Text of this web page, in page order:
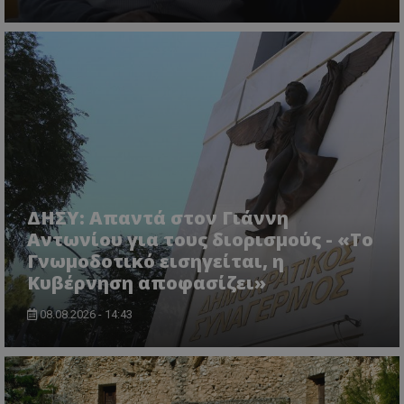
ΔΗΣΥ: Απαντά στον Γιάννη
Αντωνίου για τους διορισμούς - «Το
Γνωμοδοτικό εισηγείται, η
Κυβέρνηση αποφασίζει»
08.08.2026 - 14:43
σύνδεση χρήστη και τη διαχείριση λογαριασμού.
Ο ιστότοπος δεν μπορεί να χρησιμοποιηθεί σωστά
χωρίς τα απολύτως απαραίτητα cookies.
Προμηθευτής / Πεδίο
usprivacy
.lifenewscy.tothemaonline.com
ASP.NET_SessionId
Microsoft Corporation